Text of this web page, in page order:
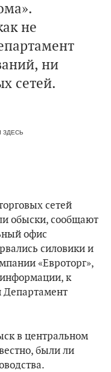
не
ни
сетей.
ЗДЕСЬ
сетей
обыски, сообщают
офис
силовики и
«Евроторг»,
к
Департамент
в центральном
были ли